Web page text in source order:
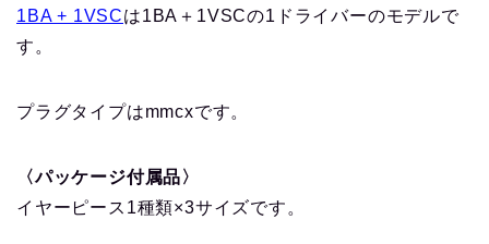
1BA + 1VSCは1BA＋1VSCの1ドライバーのモデルで
す。
プラグタイプはmmcxです。
〈パッケージ付属品〉
イヤーピース1種類×3サイズです。